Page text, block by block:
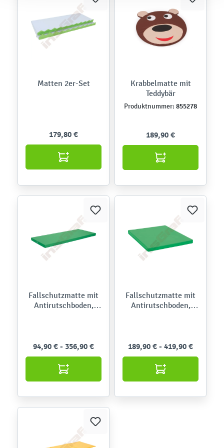
Matten 2er-Set
179,80 €
Krabbelmatte mit
Teddybär
Produktnummer: 855278
189,90 €
Fallschutzmatte mit
Antirutschboden,
94,90 € - 356,90 €
Fallschutzmatte mit
Antirutschboden,
189,90 € - 419,90 €